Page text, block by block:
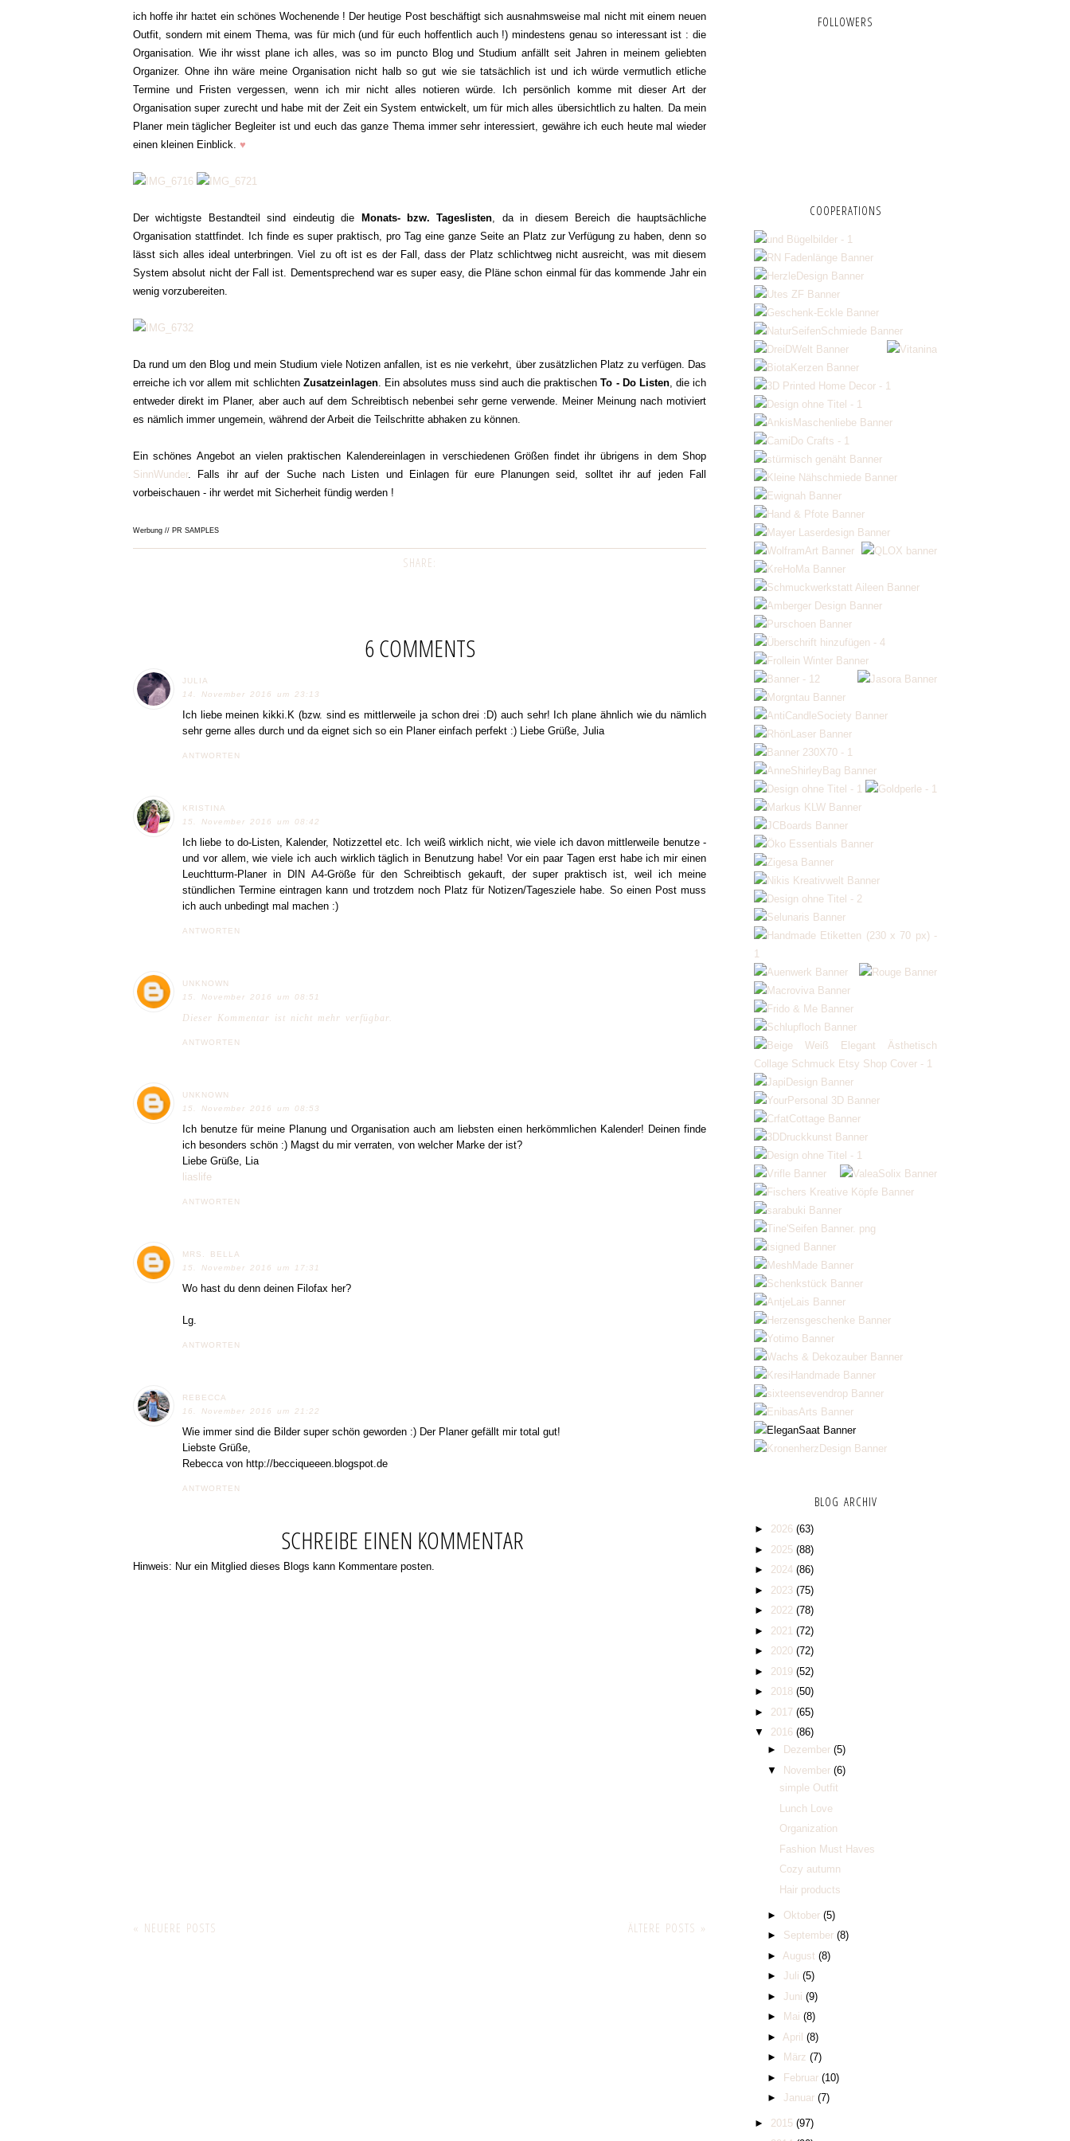
ich hoffe ihr hattet ein schönes Wochenende ! Der heutige Post beschäftigt sich ausnahmsweise mal nicht mit einem neuen
Outfit, sondern mit einem Thema, was für mich (und für euch hoffentlich auch !) mindestens genau so interessant ist : die
Organisation. Wie ihr wisst plane ich alles, was so im puncto Blog und Studium anfällt seit Jahren in meinem geliebten
Organizer. Ohne ihn wäre meine Organisation nicht halb so gut wie sie tatsächlich ist und ich würde vermutlich etliche
Termine und Fristen vergessen, wenn ich mir nicht alles notieren würde. Ich persönlich komme mit dieser Art der
Organisation super zurecht und habe mit der Zeit ein System entwickelt, um für mich alles übersichtlich zu halten. Da mein
Planer mein täglicher Begleiter ist und euch das ganze Thema immer sehr interessiert, gewähre ich euch heute mal wieder
einen kleinen Einblick. ♥
Der wichtigste Bestandteil sind eindeutig die Monats- bzw. Tageslisten, da in diesem Bereich die hauptsächliche
Organisation stattfindet. Ich finde es super praktisch, pro Tag eine ganze Seite an Platz zur Verfügung zu haben, denn so
lässt sich alles ideal unterbringen. Viel zu oft ist es der Fall, dass der Platz schlichtweg nicht ausreicht, was mit diesem
System absolut nicht der Fall ist. Dementsprechend war es super easy, die Pläne schon einmal für das kommende Jahr ein
wenig vorzubereiten.
Da rund um den Blog und mein Studium viele Notizen anfallen, ist es nie verkehrt, über zusätzlichen Platz zu verfügen. Das
erreiche ich vor allem mit schlichten Zusatzeinlagen. Ein absolutes muss sind auch die praktischenTo - Do Listen, die ich
entweder direkt im Planer, aber auch auf dem Schreibtisch nebenbei sehr gerne verwende. Meiner Meinung nach motiviert
es nämlich immer ungemein, während der Arbeit die Teilschritte abhaken zu können.
Ein schönes Angebot an vielen praktischen Kalendereinlagen in verschiedenen Größen findet ihr übrigens in dem Shop
SinnWunder. Falls ihr auf der Suche nach Listen und Einlagen für eure Planungen seid, solltet ihr auf jeden Fall
vorbeischauen - ihr werdet mit Sicherheit fündig werden !
Werbung // PR SAMPLES
SHARE:
6 COMMENTS
JULIA
14. November 2016 um 23:13
Ich liebe meinen kikki.K (bzw. sind es mittlerweile ja schon drei :D) auch sehr! Ich plane ähnlich wie du nämlich
sehr gerne alles durch und da eignet sich so ein Planer einfach perfekt :) Liebe Grüße, Julia
ANTWORTEN
KRISTINA
15. November 2016 um 08:42
Ich liebe to do-Listen, Kalender, Notizzettel etc. Ich weiß wirklich nicht, wie viele ich davon mittlerweile benutze -
und vor allem, wie viele ich auch wirklich täglich in Benutzung habe! Vor ein paar Tagen erst habe ich mir einen
Leuchtturm-Planer in DIN A4-Größe für den Schreibtisch gekauft, der super praktisch ist, weil ich meine
stündlichen Termine eintragen kann und trotzdem noch Platz für Notizen/Tagesziele habe. So einen Post muss
ich auch unbedingt mal machen :)
ANTWORTEN
UNKNOWN
15. November 2016 um 08:51
Dieser Kommentar ist nicht mehr verfügbar.
ANTWORTEN
UNKNOWN
15. November 2016 um 08:53
Ich benutze für meine Planung und Organisation auch am liebsten einen herkömmlichen Kalender! Deinen finde
ich besonders schön :) Magst du mir verraten, von welcher Marke der ist?
Liebe Grüße, Lia
liaslife
ANTWORTEN
MRS. BELLA
15. November 2016 um 17:31
Wo hast du denn deinen Filofax her?
Lg.
ANTWORTEN
REBECCA
16. November 2016 um 21:22
Wie immer sind die Bilder super schön geworden :) Der Planer gefällt mir total gut!
Liebste Grüße,
Rebecca von http://becciqueeen.blogspot.de
ANTWORTEN
SCHREIBE EINEN KOMMENTAR
Hinweis: Nur ein Mitglied dieses Blogs kann Kommentare posten.
« NEUERE POSTS ÄLTERE POSTS »
FOLLOWERS
COOPERATIONS
BLOG ARCHIV
► 2026 (63)
► 2025 (88)
► 2024 (86)
► 2023 (75)
► 2022 (78)
► 2021 (72)
► 2020 (72)
► 2019 (52)
► 2018 (50)
► 2017 (65)
▼ 2016 (86)
►
Dezember (5)
▼
November (6)
simple Outfit
Lunch Love
Organization
Fashion Must Haves
Cozy autumn
Hair products
► Oktober (5)
► September (8)
► August (8)
► Juli (5)
► Juni (9)
►
Mai (8)
► April (8)
►
März (7)
► Februar (10)
► Januar (7)
► 2015 (97)